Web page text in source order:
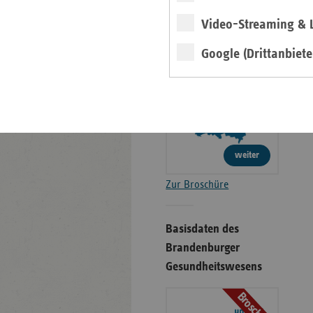
Video-Streaming &
GoogleBroschüre
weiter
Zur Broschüre
Basisdaten des
Brandenburger
Gesundheitswesens